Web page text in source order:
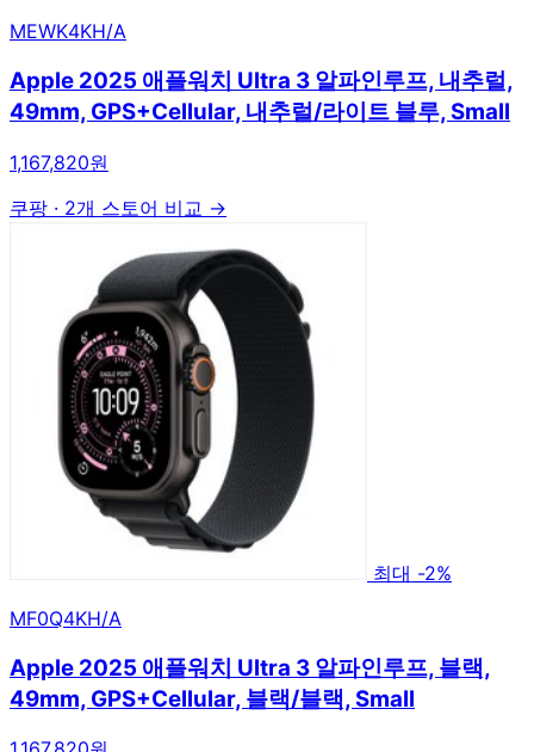
MEWK4KH/A
Apple 2025 애플워치 Ultra 3 알파인루프, 내추럴,
49mm, GPS+Cellular, 내추럴/라이트 블루, Small
1,167,820원
쿠팡 · 2개 스토어 비교 →
최대 -2%
MF0Q4KH/A
Apple 2025 애플워치 Ultra 3 알파인루프, 블랙,
49mm, GPS+Cellular, 블랙/블랙, Small